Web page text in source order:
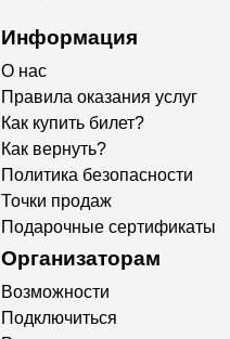
Информация
О нас
Правила оказания услуг
Как купить билет?
Как вернуть?
Политика безопасности
Точки продаж
Подарочные сертификаты
Организаторам
Возможности
Подключиться